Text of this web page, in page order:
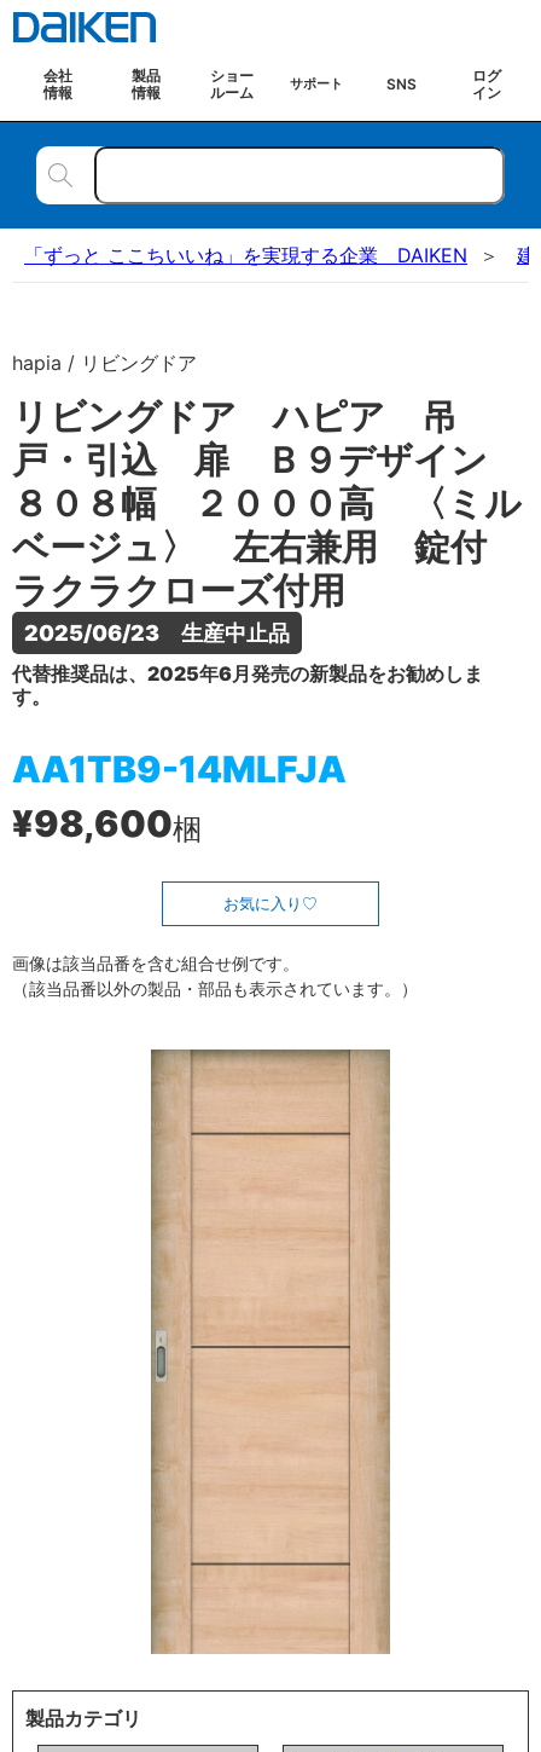
会社
情報
製品
情報
ショー
ルーム
サポート SNS
ログ
イン
「ずっと ここちいいね」を実現する企業 DAIKEN 建
hapia / リビングドア
リビングドア ハピア 吊
戸・引込 扉 Ｂ９デザイン
８０８幅 ２０００高 〈ミル
ベージュ〉 左右兼用 錠付
ラクラクローズ付用
2025/06/23　生産中止品
代替推奨品は、2025年6月発売の新製品をお勧めしま
す。
AA1TB9-14MLFJA
¥98,600梱
お気に入り
画像は該当品番を含む組合せ例です。
（該当品番以外の製品・部品も表示されています。）
製品カテゴリ